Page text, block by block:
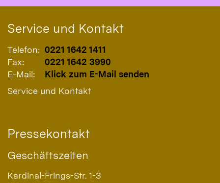
Service und Kontakt
Telefon: 0221 1642 1411
Fax:
0221 1642 3990
E-Mail:
Klick zum E-Mail senden
Service und Kontakt
Pressekontakt
Geschäftszeiten
Kardinal-Frings-Str. 1-3